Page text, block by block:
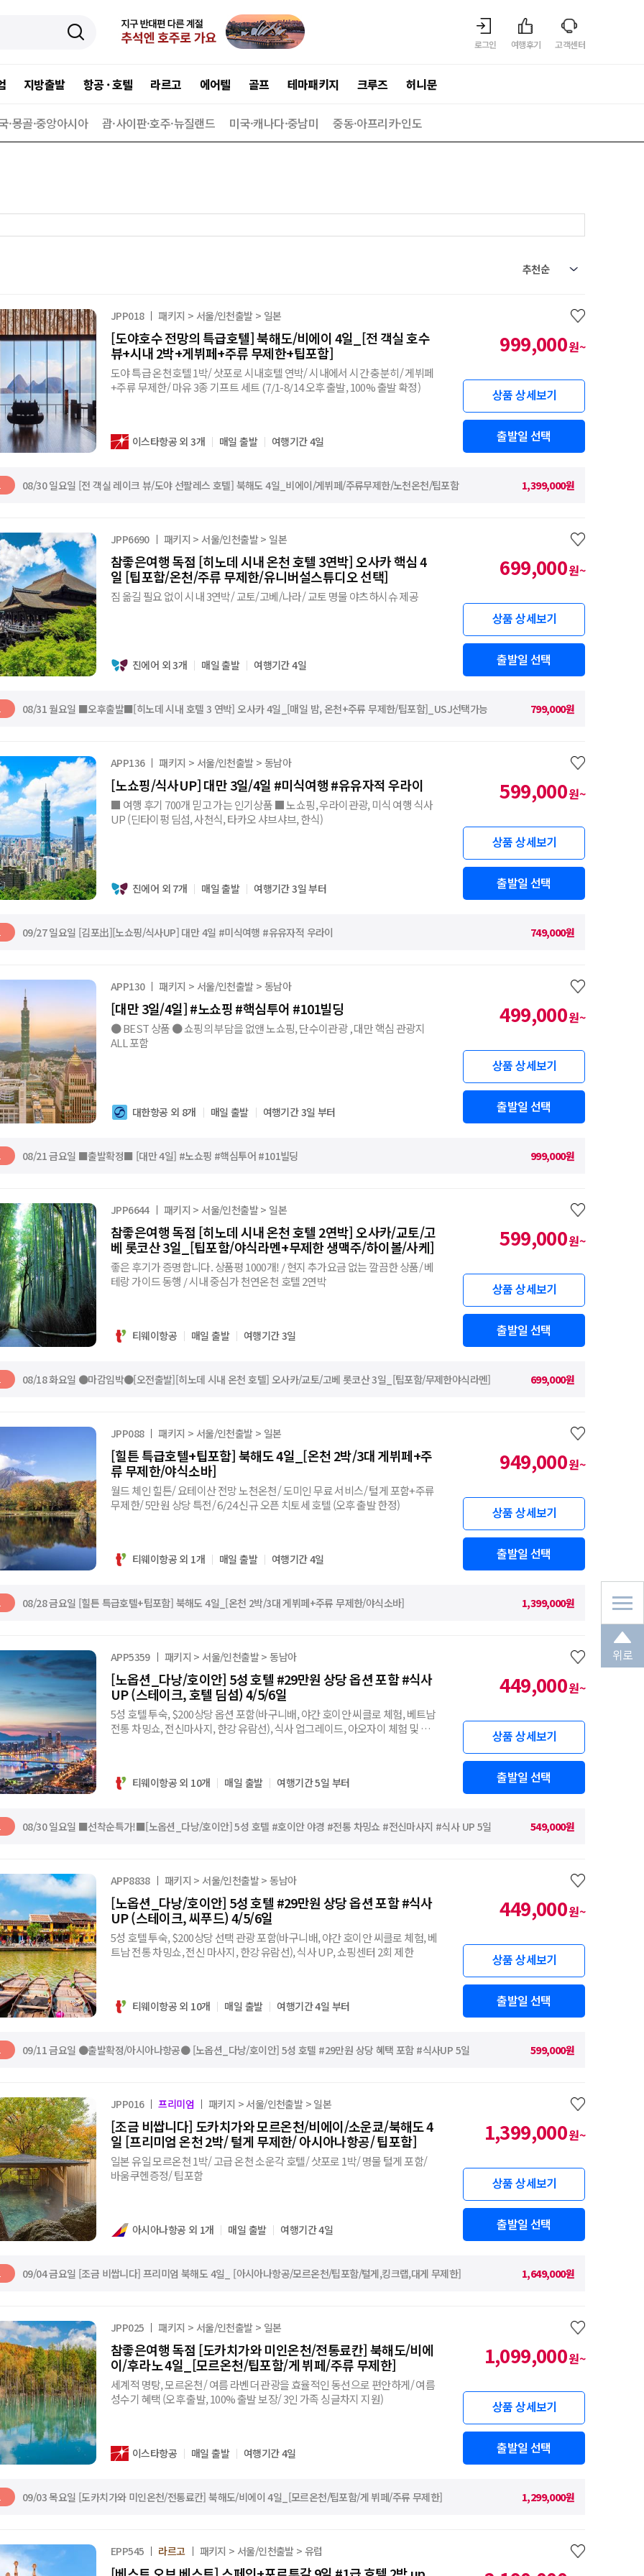
로그인 여행후기 고객센터
지방출발 항공 · 호텔 라르고 에어텔 골프 테마패키지 크루즈 허니문
·몽골·중앙아시아 괌·사이판·호주·뉴질랜드 미국·캐나다·중남미 중동·아프리카·인도
위로
JPP018 패키지 > 서울/인천출발 > 일본
[도야호수 전망의 특급호텔] 북해도/비에이 4일_[전 객실 호수
뷰+시내 2박+게뷔페+주류 무제한+팁포함]
도야 특급 온천호텔 1박/ 삿포로 시내호텔 연박/ 시내에서 시간 충분히/ 게뷔페
+주류 무제한/ 마유 3종 기프트 세트 (7/1-8/14 오후 출발, 100% 출발 확정)
이스타항공 외 3개 매일 출발 여행기간 4일
999,000원~
상품 상세보기
출발일 선택
08/30 일요일 [전 객실 레이크 뷰/도야 선팔레스 호텔] 북해도 4일_비에이/게뷔페/주류무제한/노천온천/팁포함 1,399,000원
JPP6690 패키지 > 서울/인천출발 > 일본
참좋은여행 독점 [히노데 시내 온천 호텔 3연박] 오사카 핵심 4
일 [팁포함/온천/주류 무제한/유니버설스튜디오 선택]
짐 옮길 필요 없이 시내 3연박/ 교토/고베/나라/ 교토 명물 야츠하시슈 제공
진에어 외 3개 매일 출발 여행기간 4일
699,000원~
상품 상세보기
출발일 선택
08/31 월요일 ■오후출발■[히노데 시내 호텔 3 연박] 오사카 4일_[매일 밤, 온천+주류 무제한/팁포함]_USJ선택가능 799,000원
APP136 패키지 > 서울/인천출발 > 동남아
[노쇼핑/식사UP] 대만 3일/4일 #미식여행 #유유자적 우라이
■ 여행 후기 700개 믿고 가는 인기상품 ■ 노쇼핑, 우라이관광, 미식 여행 식사
UP (딘타이펑 딤섬, 사천식, 타카오 샤브샤브, 한식)
진에어 외 7개 매일 출발 여행기간 3일 부터
599,000원~
상품 상세보기
출발일 선택
09/27 일요일 [김포出][노쇼핑/식사UP] 대만 4일 #미식여행 #유유자적 우라이 749,000원
APP130 패키지 > 서울/인천출발 > 동남아
[대만 3일/4일] #노쇼핑 #핵심투어 #101빌딩
● BEST 상품 ● 쇼핑의 부담을 없앤 노쇼핑, 단수이관광 , 대만 핵심 관광지
ALL 포함
대한항공 외 8개 매일 출발 여행기간 3일 부터
499,000원~
상품 상세보기
출발일 선택
08/21 금요일 ■출발확정■ [대만 4일] #노쇼핑 #핵심투어 #101빌딩 999,000원
JPP6644 패키지 > 서울/인천출발 > 일본
참좋은여행 독점 [히노데 시내 온천 호텔 2연박] 오사카/교토/고
베 롯코산 3일_[팁포함/야식라멘+무제한 생맥주/하이볼/사케]
좋은 후기가 증명합니다. 상품평 1000개! / 현지 추가요금 없는 깔끔한 상품/ 베
테랑 가이드 동행 / 시내 중심가 천연온천 호텔 2연박
티웨이항공 매일 출발 여행기간 3일
599,000원~
상품 상세보기
출발일 선택
08/18 화요일 ●마감임박●[오전출발][히노데 시내 온천 호텔] 오사카/교토/고베 롯코산 3일_[팁포함/무제한야식라멘] 699,000원
JPP088 패키지 > 서울/인천출발 > 일본
[힐튼 특급호텔+팁포함] 북해도 4일_[온천 2박/3대 게뷔페+주
류 무제한/야식소바]
월드 체인 힐튼/ 요테이산 전망 노천온천/ 도미인 무료 서비스/ 털게 포함+주류
무제한/ 5만원 상당 특전/ 6/24 신규 오픈 치토세 호텔 (오후 출발 한정)
티웨이항공 외 1개 매일 출발 여행기간 4일
949,000원~
상품 상세보기
출발일 선택
08/28 금요일 [힐튼 특급호텔+팁포함] 북해도 4일_[온천 2박/3대 게뷔페+주류 무제한/야식소바] 1,399,000원
APP5359 패키지 > 서울/인천출발 > 동남아
[노옵션_다낭/호이안] 5성 호텔 #29만원 상당 옵션 포함 #식사
UP (스테이크, 호텔 딤섬) 4/5/6일
5성 호텔 투숙, $200상당 옵션 포함(바구니배, 야간 호이안 씨클로 체험, 베트남
전통 차밍쇼, 전신마사지, 한강 유람선), 식사 업그레이드, 아오자이 체험 및 촬
티웨이항공 외 10개 매일 출발 여행기간 5일 부터
449,000원~
상품 상세보기
출발일 선택
08/30 일요일 ■선착순특가!■[노옵션_다낭/호이안] 5성 호텔 #호이안 야경 #전통 차밍쇼 #전신마사지 #식사 UP 5일 549,000원
APP8838 패키지 > 서울/인천출발 > 동남아
[노옵션_다낭/호이안] 5성 호텔 #29만원 상당 옵션 포함 #식사
UP (스테이크, 씨푸드) 4/5/6일
5성 호텔 투숙, $200상당 선택 관광 포함(바구니배, 야간 호이안 씨클로 체험, 베
트남 전통 차밍쇼, 전신 마사지, 한강 유람선), 식사 UP, 쇼핑센터 2회 제한
티웨이항공 외 10개 매일 출발 여행기간 4일 부터
449,000원~
상품 상세보기
출발일 선택
09/11 금요일 ●출발확정/아시아나항공● [노옵션_다낭/호이안] 5성 호텔 #29만원 상당 혜택 포함 #식사UP 5일 599,000원
JPP016 프리미엄 패키지 > 서울/인천출발 > 일본
[조금 비쌉니다] 도카치가와 모르온천/비에이/소운쿄/북해도 4
일 [프리미엄 온천 2박/ 털게 무제한/ 아시아나항공/ 팁포함]
일본 유일 모르온천 1박/ 고급 온천 소운각 호텔/ 삿포로 1박/ 명물 털게 포함/
바움쿠헨증정/ 팁포함
아시아나항공 외 1개 매일 출발 여행기간 4일
1,399,000원~
상품 상세보기
출발일 선택
09/04 금요일 [조금 비쌉니다] 프리미엄 북해도 4일_ [아시아나항공/모르온천/팁포함/털게,킹크랩,대게 무제한] 1,649,000원
JPP025 패키지 > 서울/인천출발 > 일본
참좋은여행 독점 [도카치가와 미인온천/전통료칸] 북해도/비에
이/후라노 4일_[모르온천/팁포함/게 뷔페/주류 무제한]
세계적 명탕, 모르온천/ 여름 라벤더 관광을 효율적인 동선으로 편안하게/ 여름
성수기 혜택 (오후 출발, 100% 출발 보장/ 3인 가족 싱글차지 지원)
이스타항공 매일 출발 여행기간 4일
1,099,000원~
상품 상세보기
출발일 선택
09/03 목요일 [도카치가와 미인온천/전통료칸] 북해도/비에이 4일_[모르온천/팁포함/게 뷔페/주류 무제한] 1,299,000원
EPP545 라르고 패키지 > 서울/인천출발 > 유럽